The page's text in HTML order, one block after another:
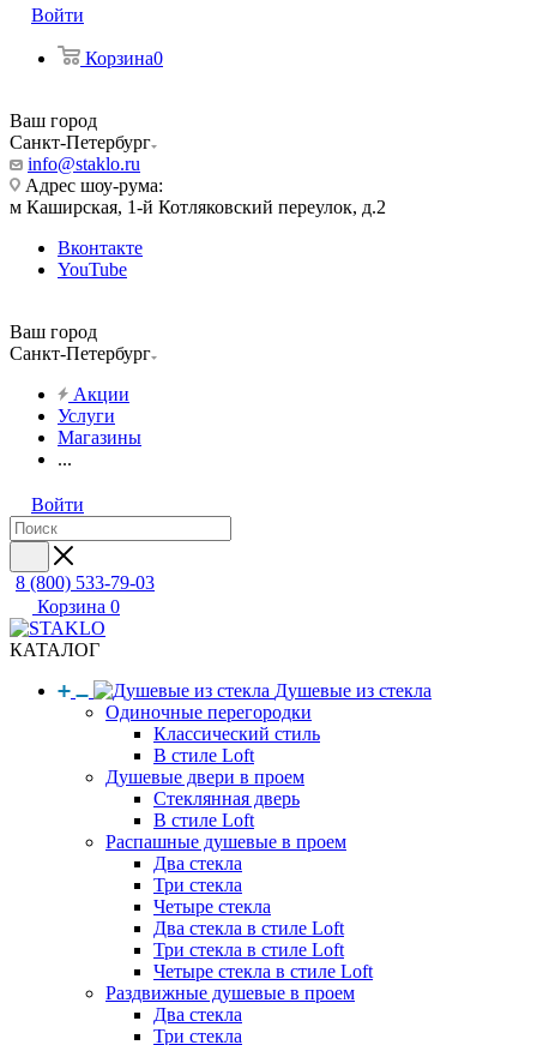
Войти
Корзина0
Ваш город
Санкт-Петербург
info@staklo.ru
Адрес шоу-рума:
м Каширская, 1-й Котляковский переулок, д.2
Вконтакте
YouTube
Ваш город
Санкт-Петербург
Акции
Услуги
Магазины
...
Войти
8 (800) 533-79-03
Корзина 0
КАТАЛОГ
Душевые из стекла
Одиночные перегородки
Классический стиль
В стиле Loft
Душевые двери в проем
Стеклянная дверь
В стиле Loft
Распашные душевые в проем
Два стекла
Три стекла
Четыре стекла
Два стекла в стиле Loft
Три стекла в стиле Loft
Четыре стекла в стиле Loft
Раздвижные душевые в проем
Два стекла
Три стекла